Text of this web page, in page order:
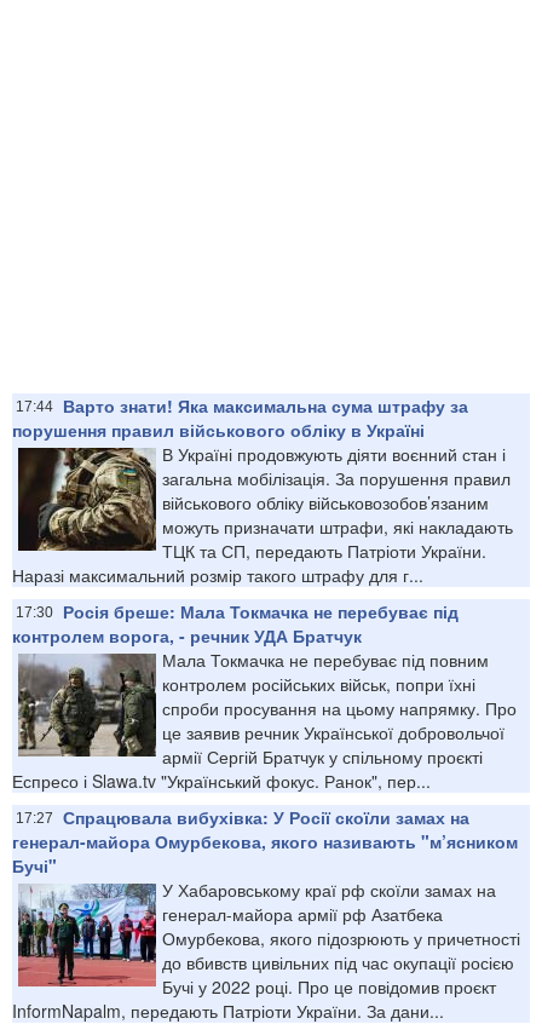
17:44
Варто знати! Яка максимальна сума штрафу за
порушення правил військового обліку в Україні
В Україні продовжують діяти воєнний стан і
загальна мобілізація. За порушення правил
військового обліку військовозобов’язаним
можуть призначати штрафи, які накладають
ТЦК та СП, передають Патріоти України.
Наразі максимальний розмір такого штрафу для г...
17:30
Росія бреше: Мала Токмачка не перебуває під
контролем ворога, - речник УДА Братчук
Мала Токмачка не перебуває під повним
контролем російських військ, попри їхні
спроби просування на цьому напрямку. Про
це заявив речник Української добровольчої
армії Сергій Братчук у спільному проєкті
Еспресо і Slawa.tv "Український фокус. Ранок", пер...
17:27
Спрацювала вибухівка: У Росії скоїли замах на
генерал-майора Омурбекова, якого називають "м’ясником
Бучі"
У Хабаровському краї рф скоїли замах на
генерал-майора армії рф Азатбека
Омурбекова, якого підозрюють у причетності
до вбивств цивільних під час окупації росією
Бучі у 2022 році. Про це повідомив проєкт
InformNapalm, передають Патріоти України. За дани...